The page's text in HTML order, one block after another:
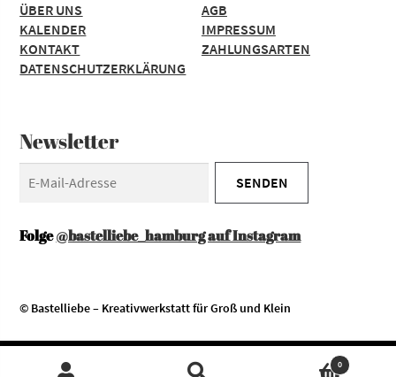
Zustimmen
Services erklären Sie sich damit einverstanden, dass wir Cookies
ÜBER UNS
KALENDER
KONTAKT
DATENSCHUTZERKLÄRUNG
AGB
IMPRESSUM
ZAHLUNGSARTEN
Newsletter
Folge@bastelliebe_hamburg auf Instagram
© Bastelliebe – Kreativwerkstatt für Groß und Klein
0